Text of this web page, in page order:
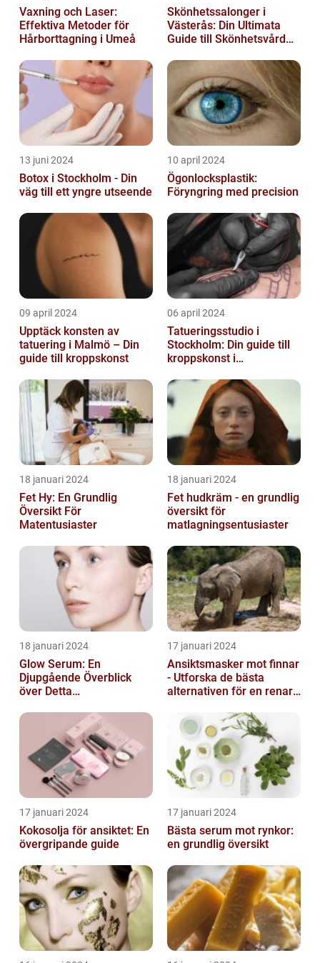
Vaxning och Laser:
Effektiva Metoder för
Hårborttagning i Umeå
Skönhetssalonger i
Västerås: Din Ultimata
Guide till Skönhetsvård
13 juni 2024
Botox i Stockholm - Din
väg till ett yngre utseende
10 april 2024
Ögonlocksplastik:
Föryngring med precision
09 april 2024
Upptäck konsten av
tatuering i Malmö – Din
guide till kroppskonst
06 april 2024
Tatueringsstudio i
Stockholm: Din guide till
kroppskonst i
18 januari 2024
Fet Hy: En Grundlig
Översikt För
Matentusiaster
18 januari 2024
Fet hudkräm - en grundlig
översikt för
matlagningsentusiaster
18 januari 2024
Glow Serum: En
Djupgående Överblick
över Detta
17 januari 2024
Ansiktsmasker mot finnar
- Utforska de bästa
alternativen för en renare
17 januari 2024
Kokosolja för ansiktet: En
övergripande guide
17 januari 2024
Bästa serum mot rynkor:
en grundlig översikt